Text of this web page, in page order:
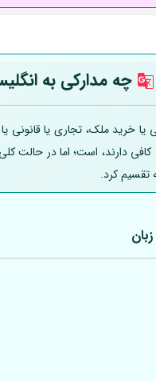
چه مدارکی به
ملک، تجاری یا قانونی
کافی دارند، است؛ اما در
تقسیم کرد.